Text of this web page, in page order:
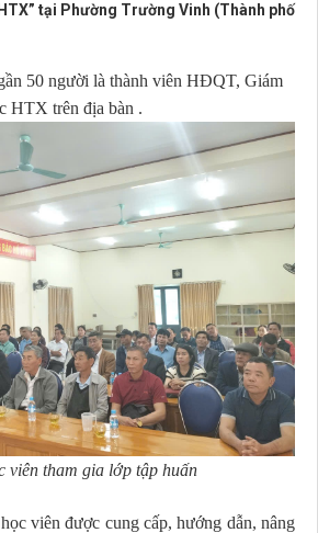
tại Phường Trường Vinh (Thành phố
50 người là thành viên HĐQT, Giám
HTX trên địa bàn .
viên tham gia lớp tập huấn
viên được cung cấp, hướng dẫn, nâng